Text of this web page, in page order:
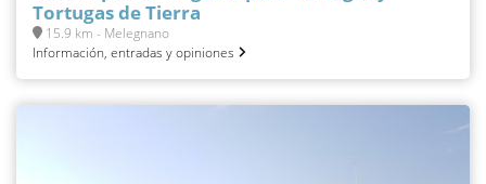
Tortugas de Tierra
15.9 km - Melegnano
Información, entradas y opiniones